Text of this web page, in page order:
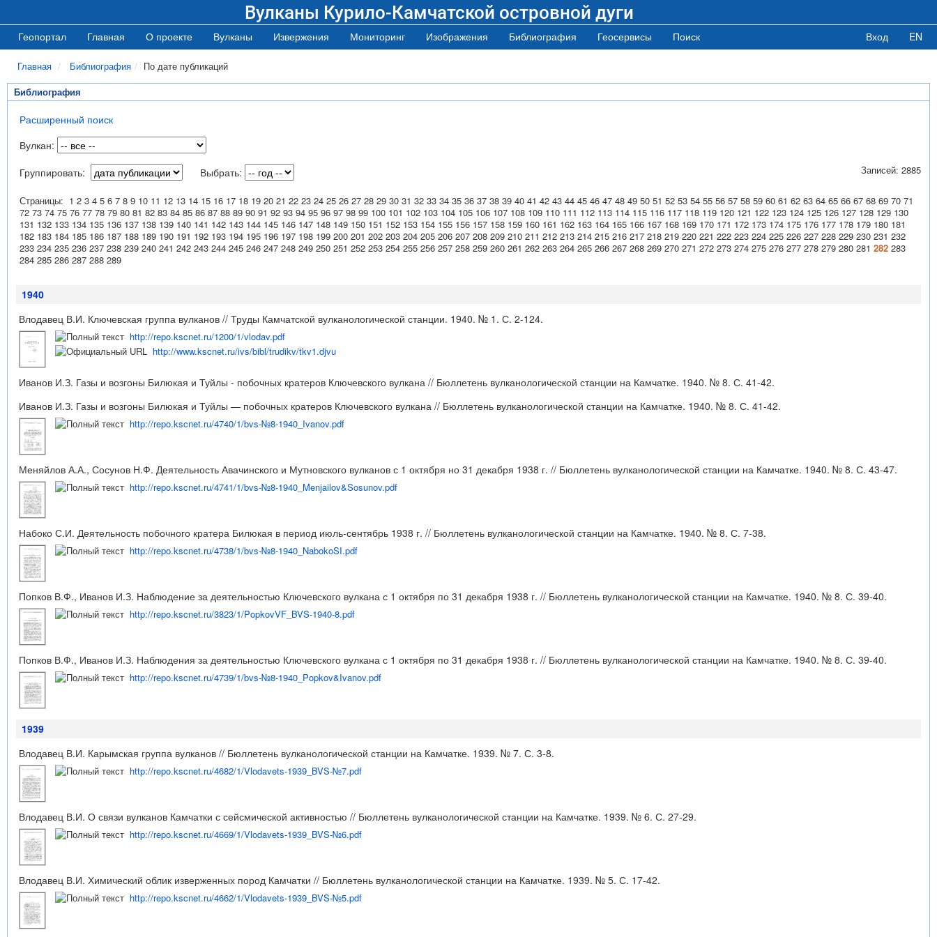
Вулканы Курило-Камчатской островной дуги
Геопортал Главная О проекте Вулканы Извержения Мониторинг Изображения Библиография Геосервисы Поиск Вход EN
Главная Библиография По дате публикаций
Библиография
Расширенный поиск
Вулкан:
Группировать:
Выбрать: Записей: 2885
Страницы: 1 2 3 4 5 6 7 8 9 10 11 12 13 14 15 16 17 18 19 20 21 22 23 24 25 26 27 28 29 30 31 32 33 34 35 36 37 38 39 40 41 42 43 44 45 46 47 48 49 50 51 52 53 54 55 56 57 58 59 60 61 62 63 64 65 66 67 68 69 70 71
72 73 74 75 76 77 78 79 80 81 82 83 84 85 86 87 88 89 90 91 92 93 94 95 96 97 98 99 100 101 102 103 104 105 106 107 108 109 110 111 112 113 114 115 116 117 118 119 120 121 122 123 124 125 126 127 128 129 130
131 132 133 134 135 136 137 138 139 140 141 142 143 144 145 146 147 148 149 150 151 152 153 154 155 156 157 158 159 160 161 162 163 164 165 166 167 168 169 170 171 172 173 174 175 176 177 178 179 180 181
182 183 184 185 186 187 188 189 190 191 192 193 194 195 196 197 198 199 200 201 202 203 204 205 206 207 208 209 210 211 212 213 214 215 216 217 218 219 220 221 222 223 224 225 226 227 228 229 230 231 232
233 234 235 236 237 238 239 240 241 242 243 244 245 246 247 248 249 250 251 252 253 254 255 256 257 258 259 260 261 262 263 264 265 266 267 268 269 270 271 272 273 274 275 276 277 278 279 280 281 282 283
284 285 286 287 288 289
1940
Влодавец В.И. Ключевская группа вулканов // Труды Камчатской вулканологической станции. 1940. № 1. С. 2-124.
http://repo.kscnet.ru/1200/1/vlodav.pdf
http://www.kscnet.ru/ivs/bibl/trudikv/tkv1.djvu
Иванов И.З. Газы и возгоны Билюкая и Туйлы - побочных кратеров Ключевского вулкана // Бюллетень вулканологической станции на Камчатке. 1940. № 8. С. 41-42.
Иванов И.З. Газы и возгоны Билюкая и Туйлы — побочных кратеров Ключевского вулкана // Бюллетень вулканологической станции на Камчатке. 1940. № 8. С. 41-42.
http://repo.kscnet.ru/4740/1/bvs-№8-1940_Ivanov.pdf
Меняйлов А.А., Сосунов Н.Ф. Деятельность Авачинского и Мутновского вулканов с 1 октября но 31 декабря 1938 г. // Бюллетень вулканологической станции на Камчатке. 1940. № 8. С. 43-47.
http://repo.kscnet.ru/4741/1/bvs-№8-1940_Menjailov&Sosunov.pdf
Набоко С.И. Деятельность побочного кратера Билюкая в период июль-сентябрь 1938 г. // Бюллетень вулканологической станции на Камчатке. 1940. № 8. С. 7-38.
http://repo.kscnet.ru/4738/1/bvs-№8-1940_NabokoSI.pdf
Попков В.Ф., Иванов И.З. Наблюдение за деятельностью Ключевского вулкана с 1 октября по 31 декабря 1938 г. // Бюллетень вулканологической станции на Камчатке. 1940. № 8. С. 39-40.
http://repo.kscnet.ru/3823/1/PopkovVF_BVS-1940-8.pdf
Попков В.Ф., Иванов И.З. Наблюдения за деятельностью Ключевского вулкана с 1 октября по 31 декабря 1938 г. // Бюллетень вулканологической станции на Камчатке. 1940. № 8. С. 39-40.
http://repo.kscnet.ru/4739/1/bvs-№8-1940_Popkov&Ivanov.pdf
1939
Влодавец В.И. Карымская группа вулканов // Бюллетень вулканологической станции на Камчатке. 1939. № 7. С. 3-8.
http://repo.kscnet.ru/4682/1/Vlodavets-1939_BVS-№7.pdf
Влодавец В.И. О связи вулканов Камчатки с сейсмической активностью // Бюллетень вулканологической станции на Камчатке. 1939. № 6. С. 27-29.
http://repo.kscnet.ru/4669/1/Vlodavets-1939_BVS-№6.pdf
Влодавец В.И. Химический облик изверженных пород Камчатки // Бюллетень вулканологической станции на Камчатке. 1939. № 5. С. 17-42.
http://repo.kscnet.ru/4662/1/Vlodavets-1939_BVS-№5.pdf